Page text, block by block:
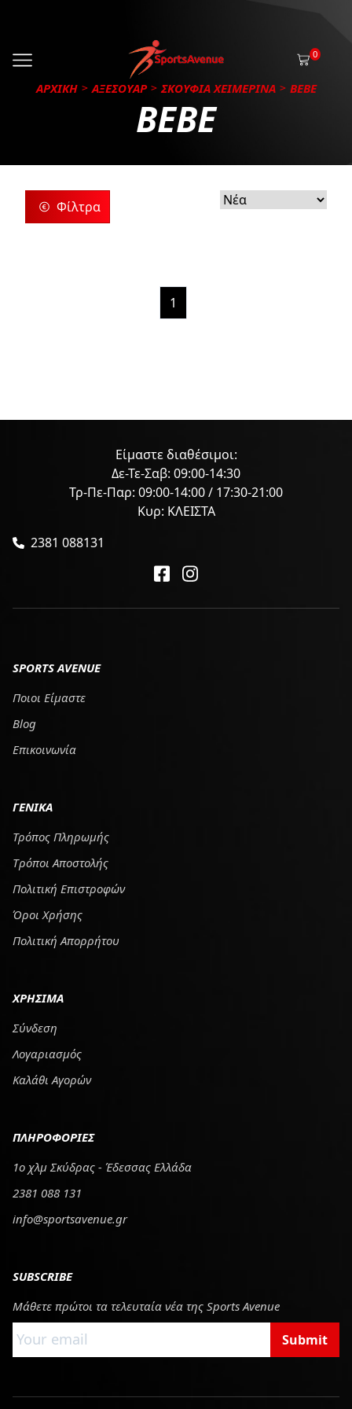
0
ΑΡΧΙΚΗ ΑΞΕΣΟΥΑΡ ΣΚΟΥΦΙΑ ΧΕΙΜΕΡΙΝΑ BEBE
BEBE
Φίλτρα
1
Είμαστε διαθέσιμοι:
Δε-Τε-Σαβ: 09:00-14:30
Τρ-Πε-Παρ: 09:00-14:00 / 17:30-21:00
Κυρ: ΚΛΕΙΣΤΑ
2381 088131
SPORTS AVENUE
Ποιοι Είμαστε
Blog
Επικοινωνία
ΓΕΝΙΚΑ
Τρόπος Πληρωμής
Tρόποι Αποστολής
Πολιτική Επιστροφών
Όροι Χρήσης
Πολιτική Απορρήτου
ΧΡΗΣΙΜΑ
Σύνδεση
Λογαριασμός
Καλάθι Αγορών
ΠΛΗΡΟΦΟΡΙΕΣ
1ο χλμ Σκύδρας - Έδεσσας Ελλάδα
2381 088 131
info@sportsavenue.gr
SUBSCRIBE
Μάθετε πρώτοι τα τελευταία νέα της Sports Avenue
Submit